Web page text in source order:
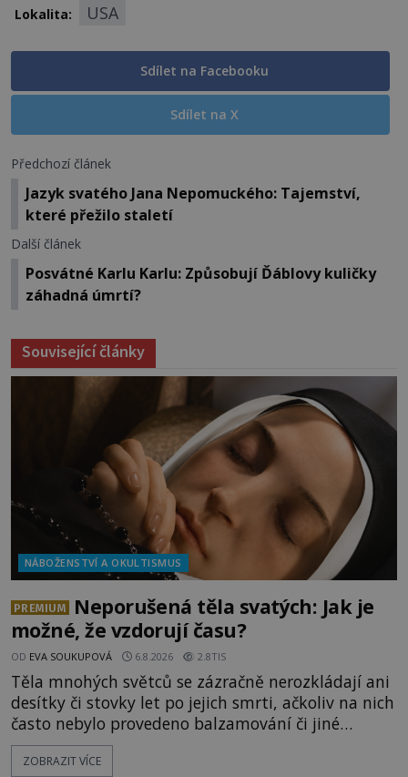
Lokalita: USA
Sdílet na Facebooku
Sdílet na X
Předchozí článek
Jazyk svatého Jana Nepomuckého: Tajemství,
které přežilo staletí
Další článek
Posvátné Karlu Karlu: Způsobují Ďáblovy kuličky
záhadná úmrtí?
Související články
NÁBOŽENSTVÍ A OKULTISMUS
PREMIUM
Neporušená těla svatých: Jak je
možné, že vzdorují času?
OD EVA SOUKUPOVÁ 6.8.2026 2.8TIS
Těla mnohých světců se zázračně nerozkládají ani
desítky či stovky let po jejich smrti, ačkoliv na nich
často nebylo provedeno balzamování či jiné
pokusy o konzervaci. Neporušené ostatky bývají
považovány za důkaz svatosti zemřelých. Jaké
ZOBRAZIT VÍCE